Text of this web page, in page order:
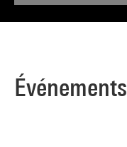
Événements